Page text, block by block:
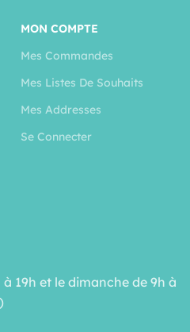
MON COMPTE
Mes Commandes
Mes Listes De Souhaits
Mes Addresses
Se Connecter
19h et le dimanche de 9h à